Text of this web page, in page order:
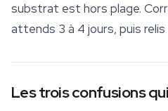
substrat est hors plage.
attends 3 à 4 jours, puis relis
Les trois confusions